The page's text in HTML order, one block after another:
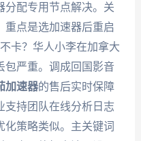
分配专用节点解决。关
重点是选加速器后重启
卡？华人小李在加拿大
包严重。调成回国影音
加速器的售后实时保障
支持团队在线分析日志
策略类似。主关键词